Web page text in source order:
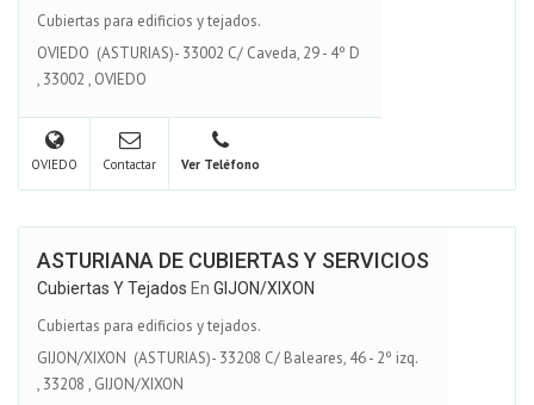
Cubiertas para edificios y tejados.
OVIEDO (ASTURIAS)- 33002 C/ Caveda, 29 - 4º D
, 33002 , OVIEDO
OVIEDO Contactar Ver Teléfono
ASTURIANA DE CUBIERTAS Y SERVICIOS
Cubiertas Y Tejados En GIJON/XIXON
Cubiertas para edificios y tejados.
GIJON/XIXON (ASTURIAS)- 33208 C/ Baleares, 46 - 2º izq.
, 33208 , GIJON/XIXON